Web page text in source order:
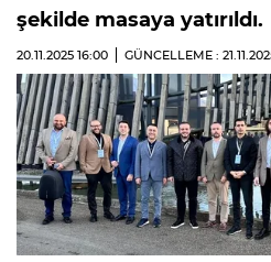
şekilde masaya yatırıldı.
20.11.2025 16:00 GÜNCELLEME :